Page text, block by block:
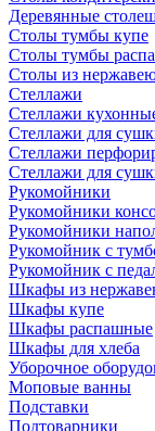
Деревянные
Столы тумбы купе
Столы тумбы
Столы из
Стеллажи
Стеллажи
Стеллажи для
Стеллажи
Стеллажи для
Рукомойники
Рукомойники
Рукомойники
Рукомойник с
Рукомойник с
Шкафы из
Шкафы купе
Шкафы распашные
Шкафы для хлеба
Уборочное
Моповые ванны
Подставки
Подтоварники